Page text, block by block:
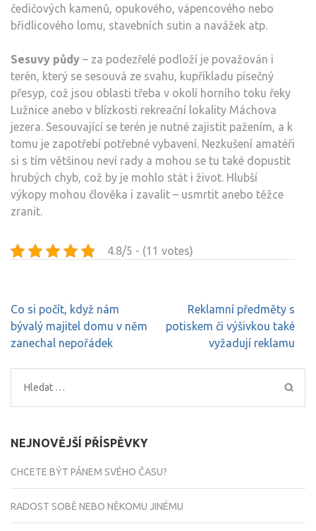
čedičových kamenů, opukového, vápencového nebo
břidlicového lomu, stavebních sutin a navážek atp.
Sesuvy půdy – za podezřelé podloží je považován i
terén, který se sesouvá ze svahu, kupříkladu písečný
přesyp, což jsou oblasti třeba v okolí horního toku řeky
Lužnice anebo v blízkosti rekreační lokality Máchova
jezera. Sesouvající se terén je nutné zajistit pažením, a k
tomu je zapotřebí potřebné vybavení. Nezkušení amatéři
si s tím většinou neví rady a mohou se tu také dopustit
hrubých chyb, což by je mohlo stát i život. Hlubší
výkopy mohou člověka i zavalit – usmrtit anebo těžce
zranit.
4.8/5 - (11 votes)
Navigace
pro
příspěvek
Co si počít, když nám
bývalý majitel domu v něm
zanechal nepořádek
Reklamní předměty s
potiskem či výšivkou také
vyžadují reklamu
Vyhledávání
NEJNOVĚJŠÍ PŘÍSPĚVKY
CHCETE BÝT PÁNEM SVÉHO ČASU?
RADOST SOBĚ NEBO NĚKOMU JINÉMU